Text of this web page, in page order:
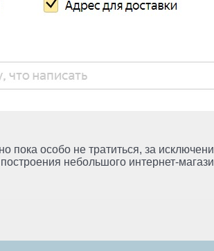
пока особо не тратиться, за
небольшого интернет-